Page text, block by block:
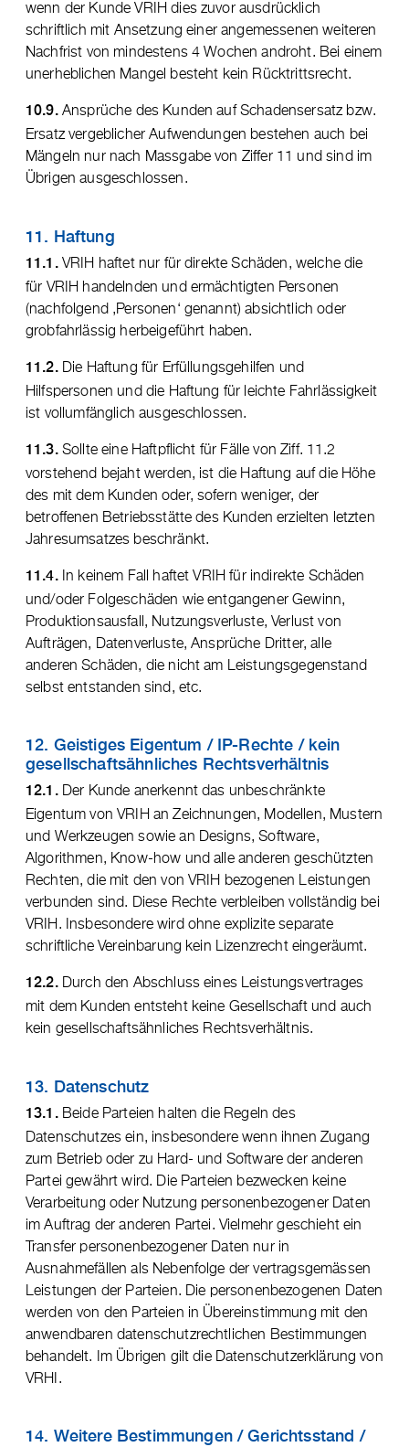
wenn der Kunde VRIH dies zuvor ausdrücklich
schriftlich mit Ansetzung einer angemessenen weiteren
Nachfrist von mindestens 4 Wochen androht. Bei einem
unerheblichen Mangel besteht kein Rücktrittsrecht.
10.9.Ansprüche des Kunden auf Schadensersatz bzw.
Ersatz vergeblicher Aufwendungen bestehen auch bei
Mängeln nur nach Massgabe von Ziffer 11 und sind im
Übrigen ausgeschlossen.
11. Haftung
11.1.VRIH haftet nur für direkte Schäden, welche die
für VRIH handelnden und ermächtigten Personen
(nachfolgend ‚Personen‘ genannt) absichtlich oder
grobfahrlässig herbeigeführt haben.
11.2.Die Haftung für Erfüllungsgehilfen und
Hilfspersonen und die Haftung für leichte Fahrlässigkeit
ist vollumfänglich ausgeschlossen.
11.3.Sollte eine Haftpflicht für Fälle von Ziff. 11.2
vorstehend bejaht werden, ist die Haftung auf die Höhe
des mit dem Kunden oder, sofern weniger, der
betroffenen Betriebsstätte des Kunden erzielten letzten
Jahresumsatzes beschränkt.
11.4.In keinem Fall haftet VRIH für indirekte Schäden
und/oder Folgeschäden wie entgangener Gewinn,
Produktionsausfall, Nutzungsverluste, Verlust von
Aufträgen, Datenverluste, Ansprüche Dritter, alle
anderen Schäden, die nicht am Leistungsgegenstand
selbst entstanden sind, etc.
12. Geistiges Eigentum / IP-Rechte / kein
gesellschaftsähnliches Rechtsverhältnis
12.1.Der Kunde anerkennt das unbeschränkte
Eigentum von VRIH an Zeichnungen, Modellen, Mustern
und Werkzeugen sowie an Designs, Software,
Algorithmen, Know-how und alle anderen geschützten
Rechten, die mit den von VRIH bezogenen Leistungen
verbunden sind. Diese Rechte verbleiben vollständig bei
VRIH. Insbesondere wird ohne explizite separate
schriftliche Vereinbarung kein Lizenzrecht eingeräumt.
12.2.Durch den Abschluss eines Leistungsvertrages
mit dem Kunden entsteht keine Gesellschaft und auch
kein gesellschaftsähnliches Rechtsverhältnis.
13. Datenschutz
13.1.Beide Parteien halten die Regeln des
Datenschutzes ein, insbesondere wenn ihnen Zugang
zum Betrieb oder zu Hard- und Software der anderen
Partei gewährt wird. Die Parteien bezwecken keine
Verarbeitung oder Nutzung personenbezogener Daten
im Auftrag der anderen Partei. Vielmehr geschieht ein
Transfer personenbezogener Daten nur in
Ausnahmefällen als Nebenfolge der vertragsgemässen
Leistungen der Parteien. Die personenbezogenen Daten
werden von den Parteien in Übereinstimmung mit den
anwendbaren datenschutzrechtlichen Bestimmungen
behandelt. Im Übrigen gilt die Datenschutzerklärung von
VRHI.
14. Weitere Bestimmungen / Gerichtsstand /